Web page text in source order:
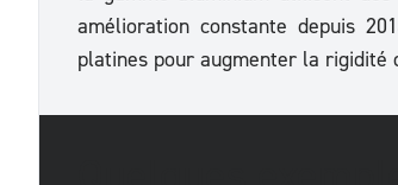
amélioration constante depuis
platines pour augmenter la rigidité